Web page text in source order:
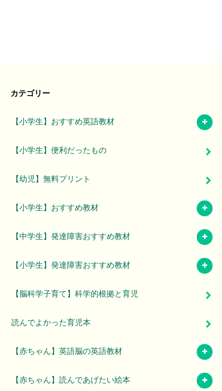
カテゴリー
【小学生】おすすめ英語教材
【小学生】便利だったもの
【幼児】無料プリント
【小学生】おすすめ教材
【中学生】発達障害おすすめ教材
【小学生】発達障害おすすめ教材
【脳科学子育て】科学的根拠と育児
読んでよかった育児本
【赤ちゃん】英語脳の英語教材
【赤ちゃん】読んであげたい絵本